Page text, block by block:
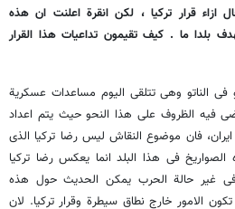
ازاء قرار ترکیا ، لکن انقرة اعلنت ان هذه
بلدا ما . کیف تقیمون تداعیات هذا القرار
الناتو وهی تتلقى الیوم مساعدات عسکریة
فیه الظروف على هذا النحو حیث یتم اعداد
فان موضوع النقاش لیس رضا ترکیا الذی
فی هذا البلد انما یعکس رضا ترکیا
غیر حالة الحرب یمکن الحدیث حول هذه
الامور خارج نطاق سیطرة وقرار ترکیا. لان